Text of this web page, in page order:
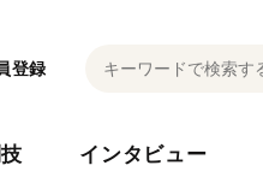
登録
インタビュー